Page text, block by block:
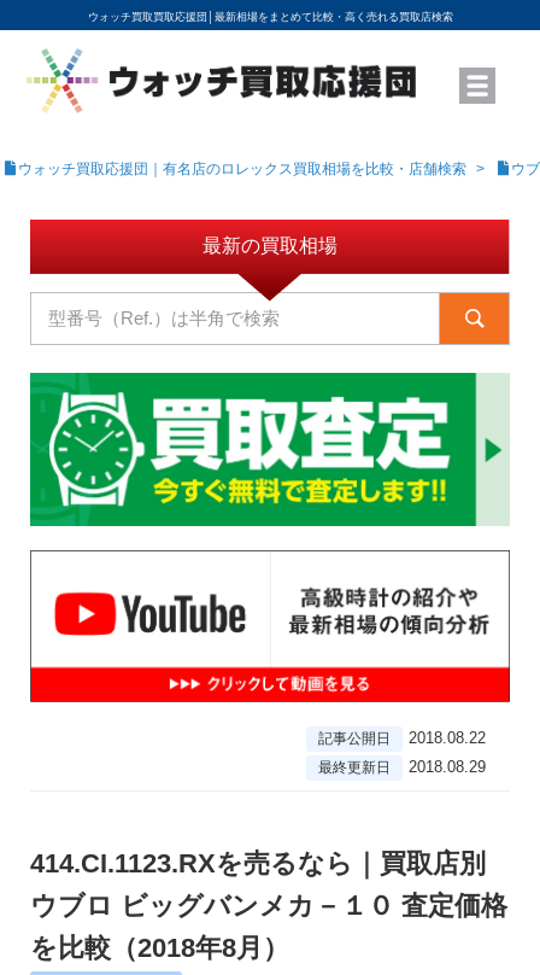
ウォッチ買取買取応援団│ 最新相場をまとめて比較・高く売れる買取店検索
YouTubeで動画を公開中
ROLEXモデル名から買取相場を調べる
高級時計ブランド名から買取相場を調べる
地域から買取店を探す
店舗名から買取店を探す
ブランド時計を高く売る方法
買取査定を依頼する
ウォッチ買取応援団｜有名店のロレックス買取相場を比較・店舗検索 ウ
最新の買取相場
記事公開日 2018.08.22
最終更新日 2018.08.29
414.CI.1123.RXを売るなら｜買取店別
ウブロ ビッグバンメカ－１０ 査定価格
を比較（2018年8月）